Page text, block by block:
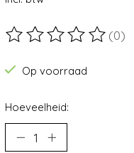
De beoordeling van(0)
Op voorraad
Hoeveelheid: